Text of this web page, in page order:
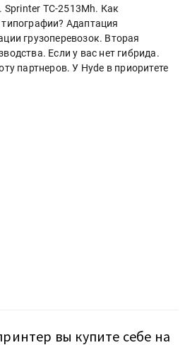
Sprinter ТС-2513Mh. Как
Адаптация
грузоперевозок. Вторая
Если у вас нет гибрида.
партнеров. У Hyde в приоритете
вы купите себе на